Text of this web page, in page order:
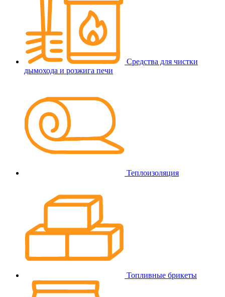
Средства для чистки
дымохода и розжига печи
Теплоизоляция
Топливные брикеты